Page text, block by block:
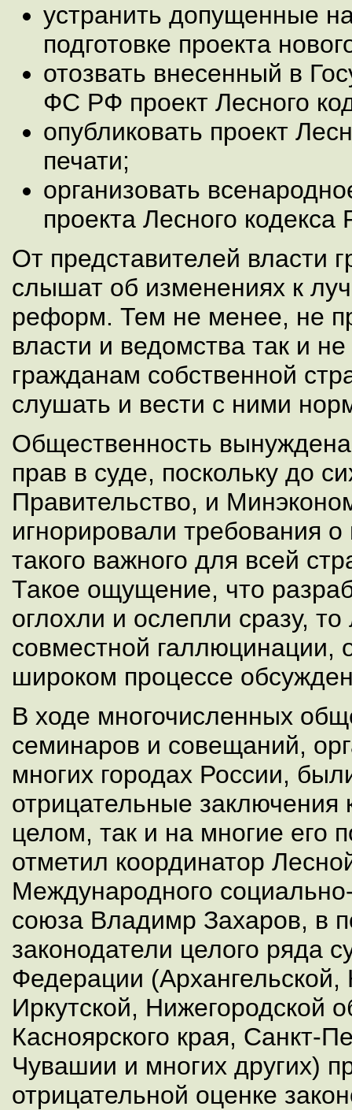
устранить допущенные
подготовке проекта
отозвать внесенный в
ФС РФ проект Лесного
опубликовать проект
печати;
организовать
проекта Лесного кодекса
От представителей власти
слышат об изменениях к
реформ. Тем не менее, не
власти и ведомства так и
гражданам собственной
слушать и вести с ними
Общественность
прав в суде, поскольку до
Правительство, и
игнорировали требования
такого важного для всей
Такое ощущение, что
оглохли и ослепли сразу,
совместной галлюцинации,
широком процессе
В ходе многочисленных
семинаров и совещаний,
многих городах России,
отрицательные заключения
целом, так и на многие его
отметил координатор
Международного социально-
союза Владимр Захаров, в
законодатели целого ряда
Федерации (Архангельской,
Иркутской, Нижегородской
Касноярского края, Санкт-
Чувашии и многих других)
отрицательной оценке